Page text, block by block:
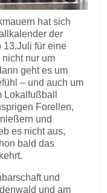
hat sich
der
13.Juli für eine
nur um
geht es um
– und auch um
Forellen,
und
es nicht aus,
bald das
und
und am